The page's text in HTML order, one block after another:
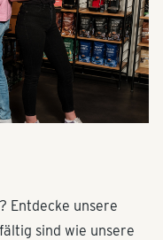
Entdecke unsere
sind wie unsere